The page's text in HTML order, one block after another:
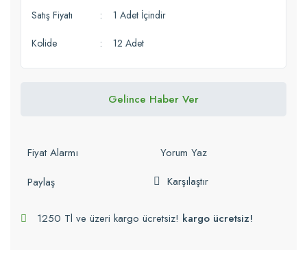
Satış Fiyatı 1 Adet İçindir
Kolide 12 Adet
Gelince Haber Ver
Fiyat Alarmı
Yorum Yaz
Paylaş
Karşılaştır
1250 Tl ve üzeri kargo ücretsiz! kargo ücretsiz!